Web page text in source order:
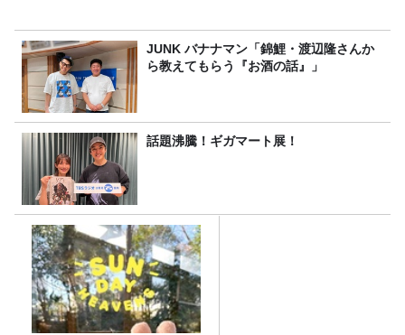
JUNK バナナマン「錦鯉・渡辺隆さんか
ら教えてもらう『お酒の話』」
話題沸騰！ギガマート展！